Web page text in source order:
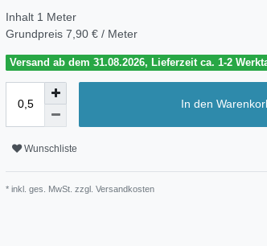
Inhalt 1 Meter
Grundpreis 7,90 € / Meter
Versand ab dem 31.08.2026, Lieferzeit ca. 1-2
In den
Wunschliste
* inkl. ges. MwSt. zzgl. Versandkosten